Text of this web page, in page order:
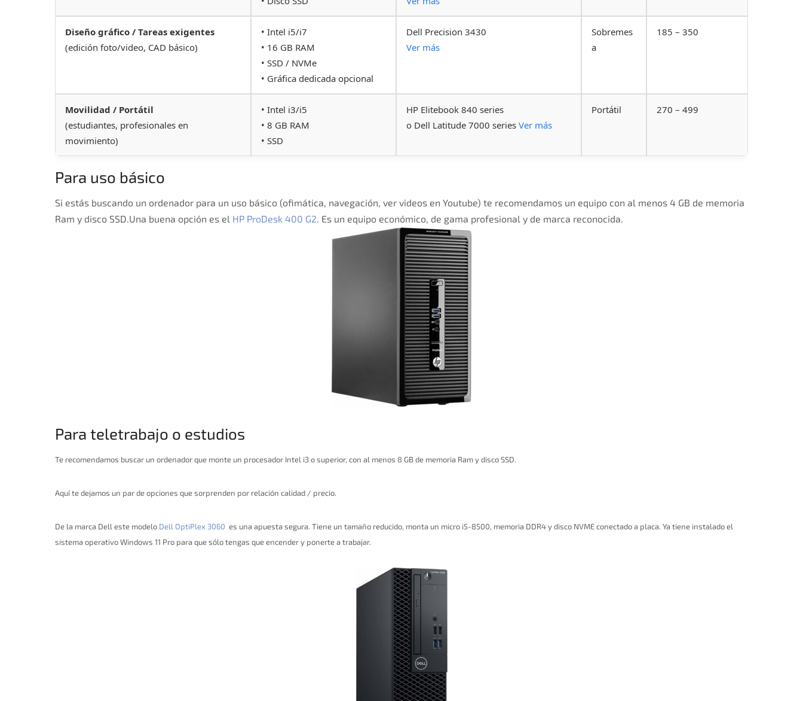
Diseño gráfico / Tareas exigentes
(edición foto/video, CAD básico)
• Intel i5/i7
• 16 GB RAM
• SSD / NVMe
• Gráfica dedicada opcional
Dell Precision 3430
Ver más
Sobremes
a
185 – 350
Movilidad / Portátil
(estudiantes, profesionales en
movimiento)
• Intel i3/i5
• 8 GB RAM
• SSD
HP Elitebook 840 series
o Dell Latitude 7000 series Ver más
Portátil 270 – 499
Para uso básico
Si estás buscando un ordenador para un uso básico (ofimática, navegación, ver videos en Youtube) te recomendamos un equipo con al menos 4 GB de memoria
Ram y disco SSD.Una buena opción es el HP ProDesk 400 G2. Es un equipo económico, de gama profesional y de marca reconocida.
Para teletrabajo o estudios
Te recomendamos buscar un ordenador que monte un procesador Intel i3 o superior, con al menos 8 GB de memoria Ram y disco SSD.
Aquí te dejamos un par de opciones que sorprenden por relación calidad / precio.
De la marca Dell este modelo Dell OptiPlex 3060 es una apuesta segura. Tiene un tamaño reducido, monta un micro i5-8500, memoria DDR4 y disco NVME conectado a placa. Ya tiene instalado el
sistema operativo Windows 11 Pro para que sólo tengas que encender y ponerte a trabajar.